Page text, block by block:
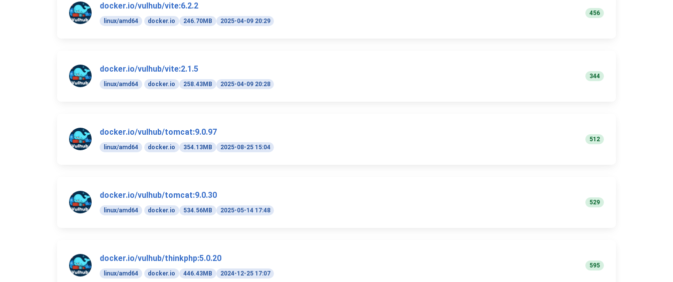
docker.io/vulhub/vite:6.2.2
linux/amd64 docker.io 246.70MB 2025-04-09 20:29
456
docker.io/vulhub/vite:2.1.5
linux/amd64 docker.io 258.43MB 2025-04-09 20:28
344
docker.io/vulhub/tomcat:9.0.97
linux/amd64 docker.io 354.13MB 2025-08-25 15:04
512
docker.io/vulhub/tomcat:9.0.30
linux/amd64 docker.io 534.56MB 2025-05-14 17:48
529
docker.io/vulhub/thinkphp:5.0.20
linux/amd64 docker.io 446.43MB 2024-12-25 17:07
595